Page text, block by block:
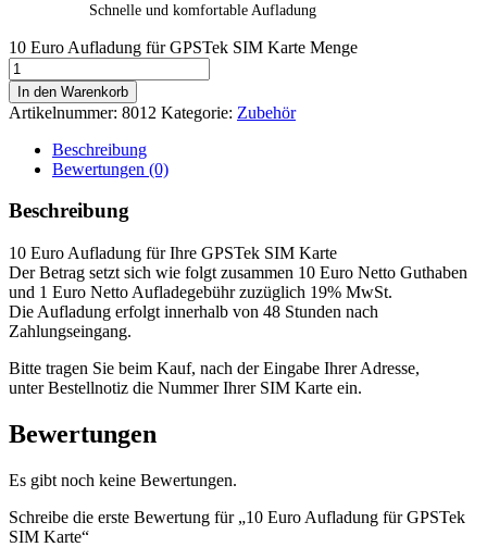
Schnelle und komfortable Aufladung
10 Euro Aufladung für GPSTek SIM Karte Menge
In den Warenkorb
Artikelnummer: 8012 Kategorie: Zubehör
Beschreibung
Bewertungen (0)
Beschreibung
10 Euro Aufladung für Ihre GPSTek SIM Karte
Der Betrag setzt sich wie folgt zusammen 10 Euro Netto Guthaben
und 1 Euro Netto Aufladegebühr zuzüglich 19% MwSt.
Die Aufladung erfolgt innerhalb von 48 Stunden nach
Zahlungseingang.
Bitte tragen Sie beim Kauf, nach der Eingabe Ihrer Adresse,
unter Bestellnotiz die Nummer Ihrer SIM Karte ein.
Bewertungen
Es gibt noch keine Bewertungen.
Schreibe die erste Bewertung für „10 Euro Aufladung für GPSTek
SIM Karte“